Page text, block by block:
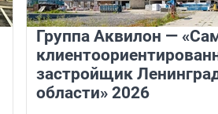
Группа Аквилон —
застройщик
области» 2026